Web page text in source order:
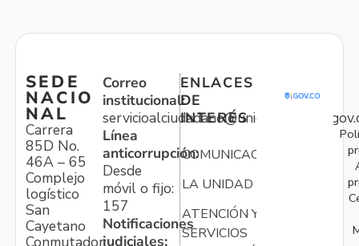
SEDE
NACIO
NAL
Carrera
85D No.
46A – 65
Complejo
logístico
San
Cayetano
Conmutador:
Correo
institucional:
Línea
anticorrupción:
Desde
móvil o fijo:
157
Notificaciones
judiciales:
ENLACES
DE
INTERÉS
COMUNICACIONES
LA UNIDAD
ATENCIÓN Y
SERVICIOS